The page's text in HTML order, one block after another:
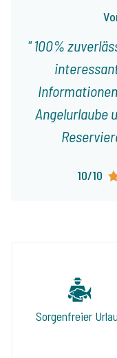
100%
Angelurlaube
10/10
Sorgenfreier